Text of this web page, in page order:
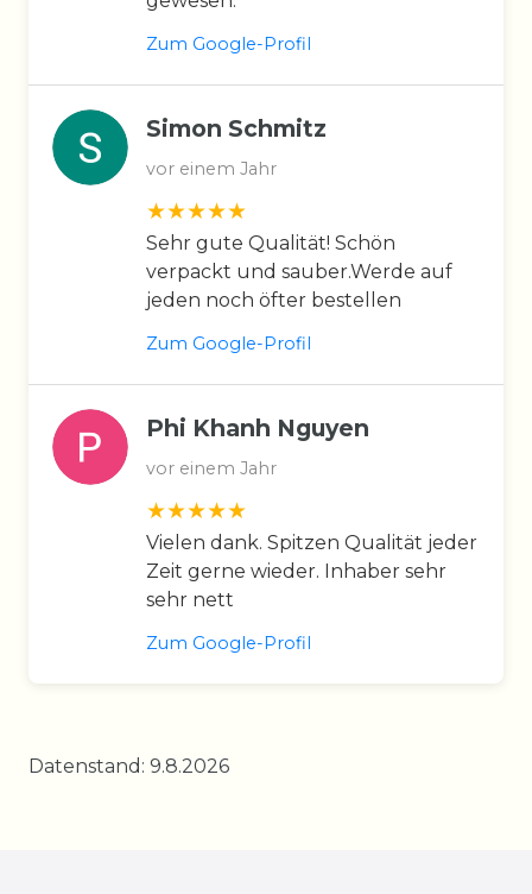
Zum Google-Profil
Simon Schmitz
vor einem Jahr
Sehr gute Qualität! Schön
verpackt und sauber.Werde auf
jeden noch öfter bestellen
Zum Google-Profil
Phi Khanh Nguyen
vor einem Jahr
Vielen dank. Spitzen Qualität jeder
Zeit gerne wieder. Inhaber sehr
sehr nett
Zum Google-Profil
Datenstand: 9.8.2026